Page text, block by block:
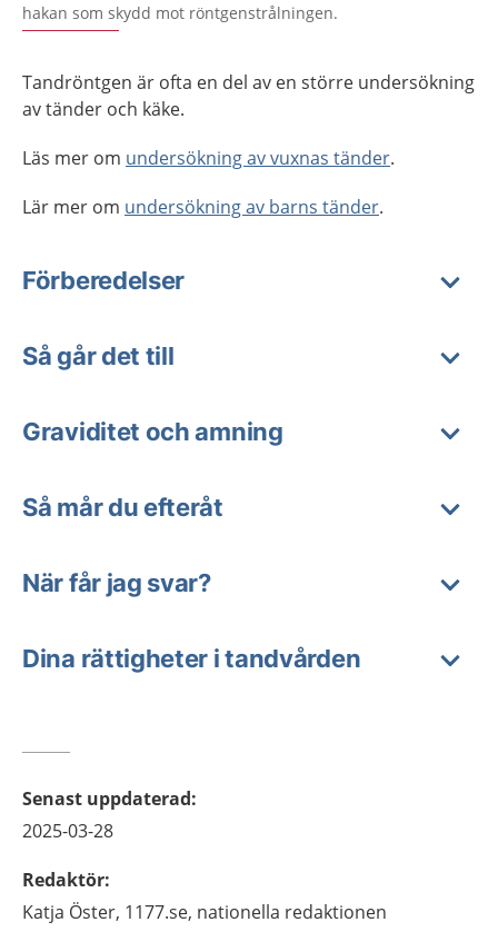
hakan som skydd mot röntgenstrålningen.
Tandröntgen är ofta en del av en större undersökning
av tänder och käke.
Läs mer om undersökning av vuxnas tänder.
Lär mer om undersökning av barns tänder.
Förberedelser
Så går det till
Graviditet och amning
Så mår du efteråt
När får jag svar?
Dina rättigheter i tandvården
Senast uppdaterad:
2025-03-28
Redaktör:
Katja Öster, 1177.se, nationella redaktionen